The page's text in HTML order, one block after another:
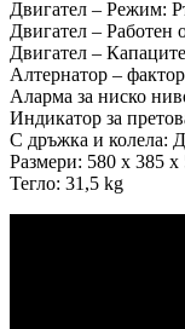
Двигател – Режим:
Двигател – Работен
Двигател –
Алтернатор –
Аларма за ниско
Индикатор за
С дръжка и колела:
Размери: 580 x 385 x
Тегло: 31,5 kg